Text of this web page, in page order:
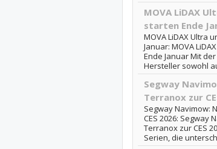
MOVA LiDAX
starten Ende
MOVA LiDAX Ultra
Januar: MOVA
Ende Januar Mit
Hersteller sowohl
Segway
Terranox zur
Segway Navimow:
CES 2026: Segway
Terranox zur CES
Serien, die